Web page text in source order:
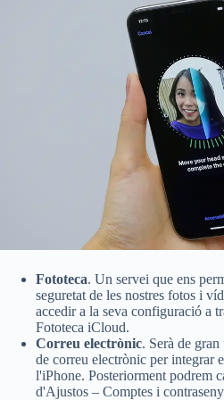
Fototeca. Un servei que ens
seguretat de les nostres fotos i
accedir a la seva configuració a
Fototeca iCloud.
Correu electrònic. Serà de
de correu electrònic per integrar
l'iPhone. Posteriorment podrem
d'Ajustos – Comptes i